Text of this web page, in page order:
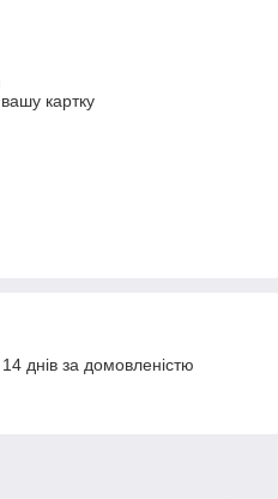
картку
днів за домовленістю